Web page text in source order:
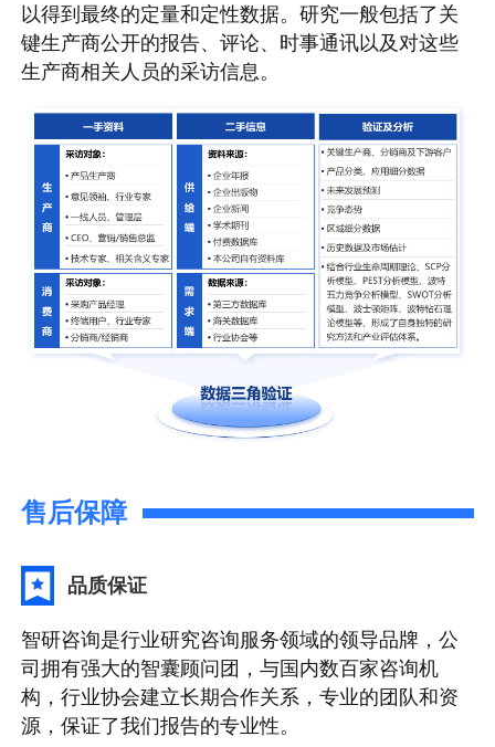
以得到最终的定量和定性数据。研究一般包括了关
键生产商公开的报告、评论、时事通讯以及对这些
生产商相关人员的采访信息。
售后保障
品质保证
智研咨询是行业研究咨询服务领域的领导品牌，公
司拥有强大的智囊顾问团，与国内数百家咨询机
构，行业协会建立长期合作关系，专业的团队和资
源，保证了我们报告的专业性。